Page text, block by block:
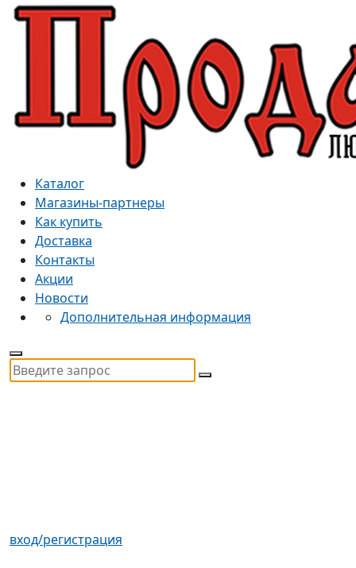
Каталог
Магазины-партнеры
Как купить
Доставка
Контакты
Акции
Новости
Дополнительная информация
вход/регистрация